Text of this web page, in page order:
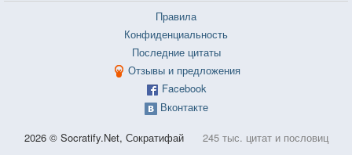
Правила
Конфиденциальность
Последние цитаты
Отзывы и предложения
Facebook
Вконтакте
2026 © Socratify.Net, Сократифай 245 тыс. цитат и пословиц